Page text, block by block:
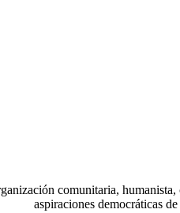
comunitaria, humanista,
aspiraciones democráticas